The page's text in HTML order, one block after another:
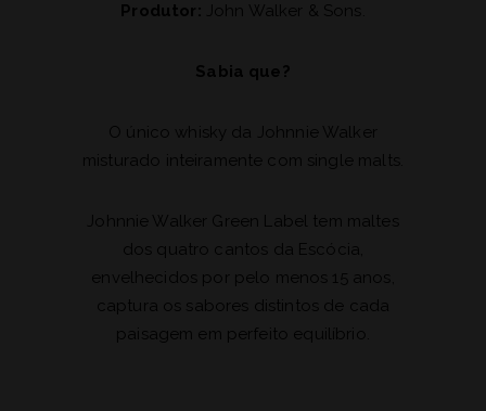
Produtor: John Walker & Sons.
Sabia que?
O único whisky da Johnnie Walker
misturado inteiramente com single malts.
Johnnie Walker Green Label tem maltes
dos quatro cantos da Escócia,
envelhecidos por pelo menos 15 anos,
captura os sabores distintos de cada
paisagem em perfeito equilíbrio.